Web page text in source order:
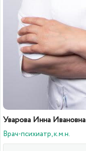
Уварова Инна Ивановна
Врач-психиатр, к.м.н.